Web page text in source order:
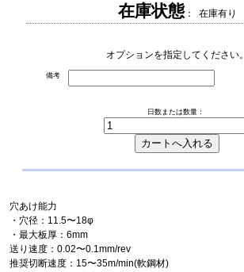
在庫状態： 在庫有り
オプションを指定してください。
備考
日数または数量：
穴あけ能力
・穴径：11.5〜18φ
・最大板厚：6mm
送り速度：0.02〜0.1mm/rev
推奨切断速度：15〜35m/min(軟鋼材)